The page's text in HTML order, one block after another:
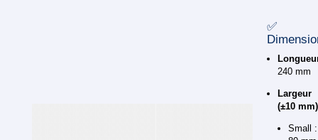
✅
240 mm
Largeur
(±10
Small :